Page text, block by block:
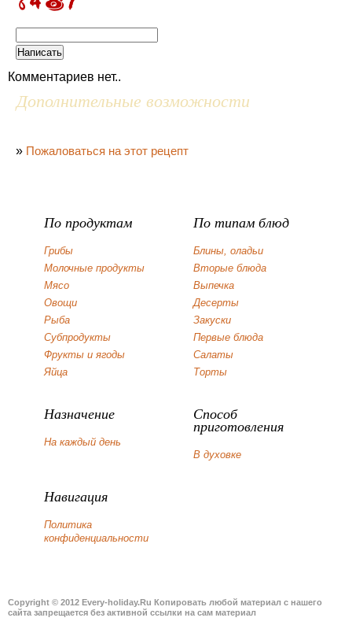
Комментариев нет..
Дополнительные возможности
» Пожаловаться на этот рецепт
По продуктам
Грибы
Молочные продукты
Мясо
Овощи
Рыба
Субпродукты
Фрукты и ягоды
Яйца
По типам блюд
Блины, оладьи
Вторые блюда
Выпечка
Десерты
Закуски
Первые блюда
Салаты
Торты
Назначение
На каждый день
Способ
приготовления
В духовке
Навигация
Политика
конфиденциальности
Copyright © 2012 Every-holiday.Ru Копировать любой материал с нашего
сайта запрещается без активной ссылки на сам материал